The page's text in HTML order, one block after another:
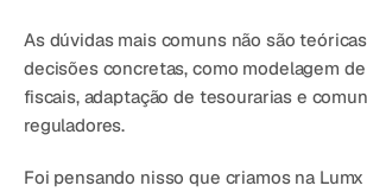
As dúvidas mais comuns não são
decisões concretas, como modelagem
fiscais, adaptação de tesourarias e
reguladores.